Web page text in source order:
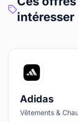
intéresser
Adidas
Vêtements &